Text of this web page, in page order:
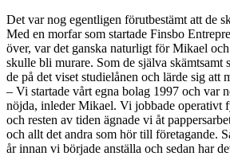
Det var nog egentligen förutbestämt att de
Med en morfar som startade Finsbo
över, var det ganska naturligt för Mikael
skulle bli murare. Som de själva skämtsamt
de på det viset studielånen och lärde sig att
– Vi startade vårt egna bolag 1997 och var
nöjda, inleder Mikael. Vi jobbade operativt
och resten av tiden ägnade vi åt
och allt det andra som hör till företagande.
år innan vi började anställa och sedan har